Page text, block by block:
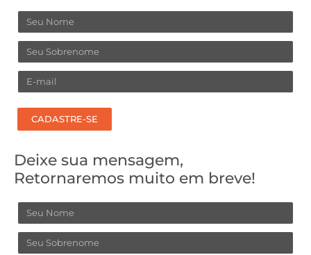
Nome
Sobrenome
Email
CADASTRE-SE
Deixe sua mensagem,
Retornaremos muito em breve!
Nome
Sobrenome